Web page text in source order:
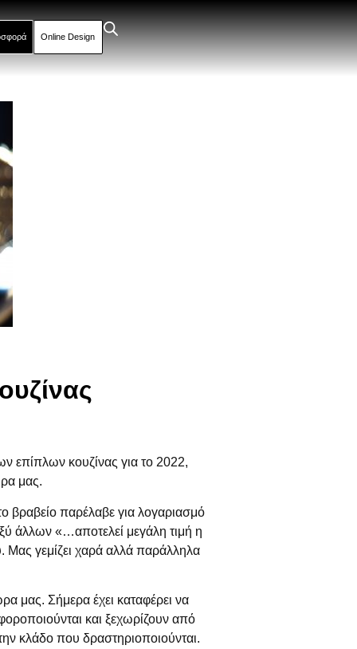
Online Design
επίπλων κουζίνας για το 2022,
μας.
βραβείο παρέλαβε για λογαριασμό
άλλων «…αποτελεί μεγάλη τιμή η
Μας γεμίζει χαρά αλλά παράλληλα
μας. Σήμερα έχει καταφέρει να
και ξεχωρίζουν από
κλάδο που δραστηριοποιούνται.